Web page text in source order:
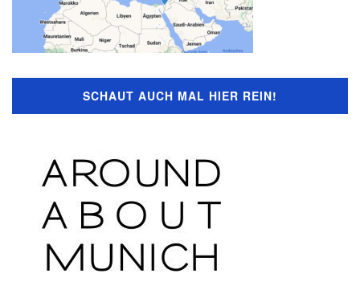
SCHAUT AUCH MAL HIER REIN!